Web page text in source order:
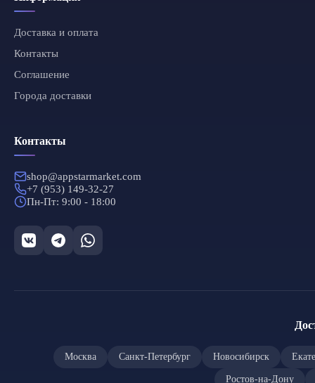
Доставка и оплата
Контакты
Соглашение
Города доставки
Контакты
shop@appstarmarket.com
+7 (953) 149-32-27
Пн-Пт: 9:00 - 18:00
Москва Санкт-Петербург Новосибирск
Ростов-на-Дону